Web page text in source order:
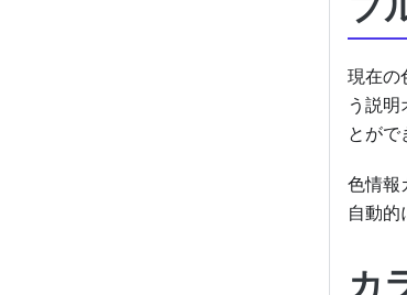
現在の
う説
とがで
色情報
自動的
カ